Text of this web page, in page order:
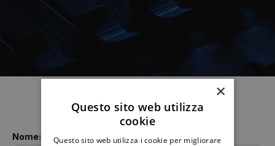
Nome:
×
Questo sito web utilizza
cookie
Questo sito web utilizza i cookie per migliorare